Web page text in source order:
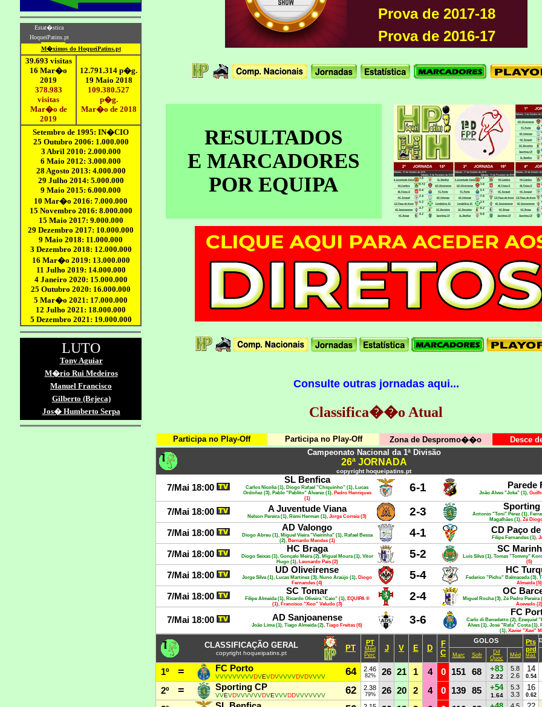
Prova de 2017-18
Prova de 2016-17
RESULTADOS
E MARCADORES
POR EQUIPA
Consulte outras jornadas aqui...
Classifica��o Atual
Participa no Play-Off Participa no Play-Off Zona de Despromo��o Desce